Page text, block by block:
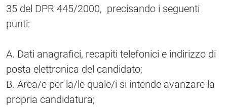
35 del DPR 445/2000, precisando i seguenti
punti:
A. Dati anagrafici, recapiti telefonici e indirizzo di
posta elettronica del candidato;
B. Area/e per la/le quale/i si intende avanzare la
propria candidatura;